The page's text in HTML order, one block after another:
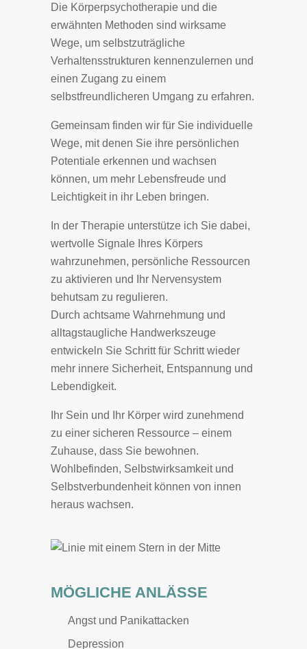
Die Körperpsychotherapie und die
erwähnten Methoden sind wirksame
Wege, um selbstzuträgliche
Verhaltensstrukturen kennenzulernen und
einen Zugang zu einem
selbstfreundlicheren Umgang zu erfahren.
Gemeinsam finden wir für Sie individuelle
Wege, mit denen Sie ihre persönlichen
Potentiale erkennen und wachsen
können, um mehr Lebensfreude und
Leichtigkeit in ihr Leben bringen.
In der Therapie unterstütze ich Sie dabei,
wertvolle Signale Ihres Körpers
wahrzunehmen, persönliche Ressourcen
zu aktivieren und Ihr Nervensystem
behutsam zu regulieren.
Durch achtsame Wahrnehmung und
alltagstaugliche Handwerkszeuge
entwickeln Sie Schritt für Schritt wieder
mehr innere Sicherheit, Entspannung und
Lebendigkeit.
Ihr Sein und Ihr Körper wird zunehmend
zu einer sicheren Ressource – einem
Zuhause, dass Sie bewohnen.
Wohlbefinden, Selbstwirksamkeit und
Selbstverbundenheit können von innen
heraus wachsen.
MÖGLICHE ANLÄSSE
Angst und Panikattacken
Depression